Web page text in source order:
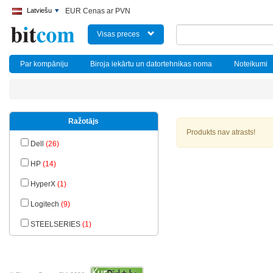
Latviešu EUR Cenas ar PVN
Visas preces
Par kompāniju Biroja iekārtu un datortehnikas noma Noteikumi
Ražotājs
Dell (26)
HP (14)
HyperX (1)
Logitech (9)
STEELSERIES (1)
Produkts nav atrasts!